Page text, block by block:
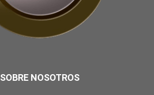
SOBRE NOSOTROS